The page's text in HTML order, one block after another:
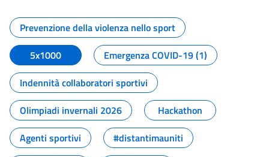
Tutti i contenuti della pagina
Prevenzione della violenza nello sport
5x1000
Emergenza COVID-19 (1)
Indennità collaboratori sportivi
Olimpiadi invernali 2026
Hackathon
Agenti sportivi
#distantimauniti